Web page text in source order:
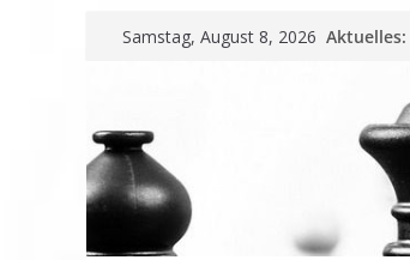
ZumSamstag, August 8, 2026 Aktuelles: